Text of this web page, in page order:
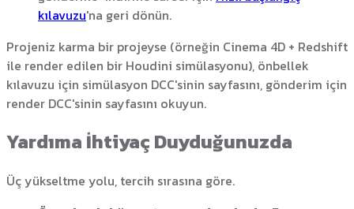
kılavuzu'na geri dönün.
Projeniz karma bir projeyse (örneğin Cinema 4D + Redshift
ile render edilen bir Houdini simülasyonu), önbellek
kılavuzu için simülasyon DCC'sinin sayfasını, gönderim için
render DCC'sinin sayfasını okuyun.
Yardıma İhtiyaç Duyduğunuzda
Üç yükseltme yolu, tercih sırasına göre.